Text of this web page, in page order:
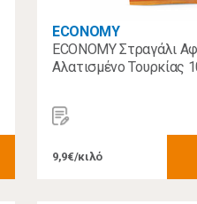
ECONOMY
ECONOMY Στραγάλι
Αλατισμένο Τουρκίας
9,9€/κιλό